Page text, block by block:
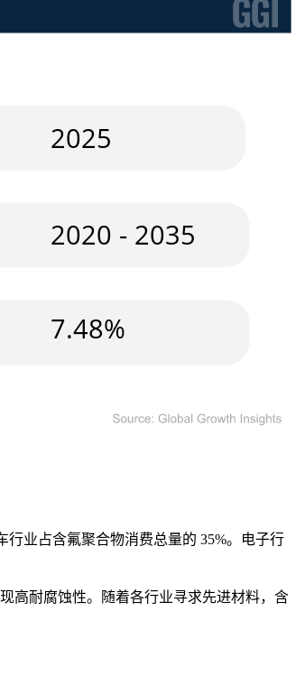
业占含氟聚合物消费总量的 35%。电子行
高耐腐蚀性。随着各行业寻求先进材料，含